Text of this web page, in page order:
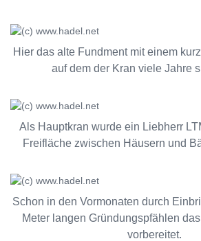
Hier das alte Fundment mit einem
auf dem der Kran viele Jahre
Als Hauptkran wurde ein Liebherr
Freifläche zwischen Häusern und
Schon in den Vormonaten durch
Meter langen Gründungspfählen
vorbereitet.